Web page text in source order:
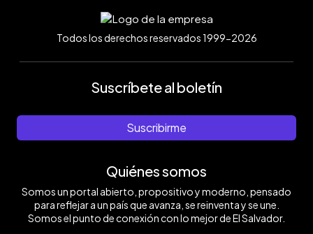
Todos los derechos reservados 1999-2026
Suscríbete al boletín
Suscribirme
Quiénes somos
Somos un portal abierto, propositivo y moderno, pensado
para reflejar a un país que avanza, se reinventa y se une.
Somos el punto de conexión con lo mejor de El Salvador.